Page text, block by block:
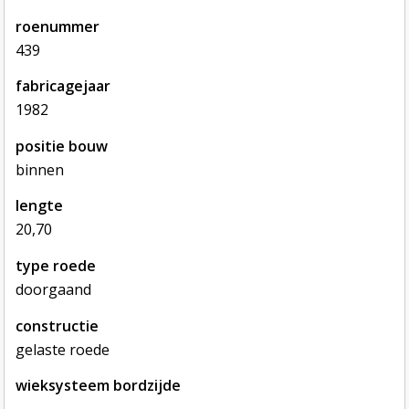
roenummer
439
fabricagejaar
1982
positie bouw
binnen
lengte
20,70
type roede
doorgaand
constructie
gelaste roede
wieksysteem bordzijde